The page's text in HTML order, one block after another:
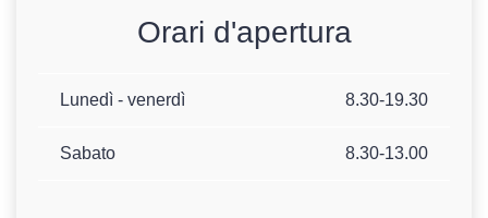
Orari d'apertura
Lunedì - venerdì 8.30-19.30
Sabato 8.30-13.00